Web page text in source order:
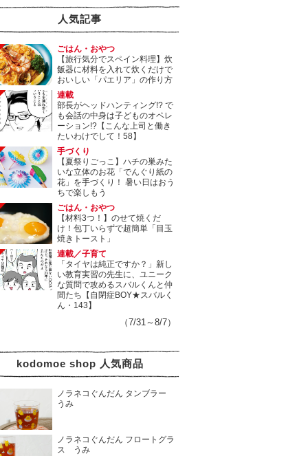
人気記事
ごはん・おやつ
【旅行気分でスペイン料理】炊
飯器に材料を入れて炊くだけで
おいしい「パエリア」の作り方
連載
部長がヘッドハンティング!? で
も会話の中身は子どものオペレ
ーション!?【こんな上司と働き
たいわけでして！58】
手づくり
【夏祭りごっこ】ハチの巣みた
いな立体のお花「でんぐり紙の
花」を手づくり！ 暑い日はおう
ちで楽しもう
ごはん・おやつ
【材料3つ！】のせて焼くだ
け！包丁いらずで超簡単「目玉
焼きトースト」
連載／子育て
「タイヤは純正ですか？」新し
い教育実習の先生に、ユニーク
な質問で攻めるスバルくんと仲
間たち【自閉症BOY★スバルく
ん・143】
（7/31～8/7）
kodomoe shop 人気商品
ノラネコぐんだん タンブラー
うみ
ノラネコぐんだん フロートグラ
ス うみ